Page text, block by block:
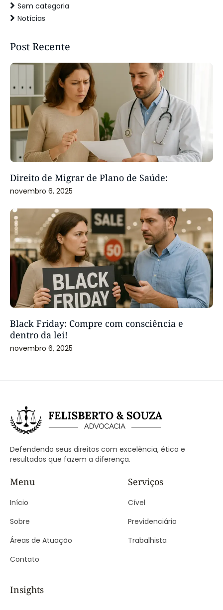
Sem categoria
Notícias
Post Recente
Direito de Migrar de Plano de Saúde:
novembro 6, 2025
Black Friday: Compre com consciência e
dentro da lei!
novembro 6, 2025
Defendendo seus direitos com excelência, ética e
resultados que fazem a diferença.
Menu
Início
Sobre
Áreas de Atuação
Contato
Serviços
Cível
Previdenciário
Trabalhista
Insights